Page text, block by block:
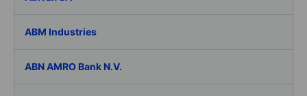
ABM Industries
ABN AMRO Bank N.V.